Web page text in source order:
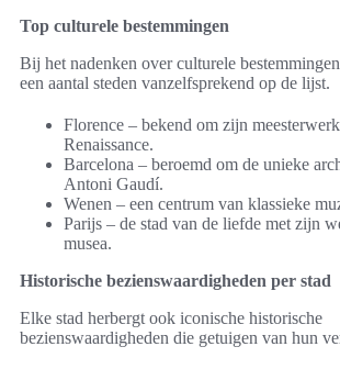
Top culturele bestemmingen
Bij het nadenken over culturele
een aantal steden vanzelfsprekend op de lijst.
Florence – bekend om zijn
Renaissance.
Barcelona – beroemd om de unieke
Antoni Gaudí.
Wenen – een centrum van klassieke
Parijs – de stad van de liefde met zijn
musea.
Historische bezienswaardigheden per stad
Elke stad herbergt ook iconische historische
bezienswaardigheden die getuigen van hun